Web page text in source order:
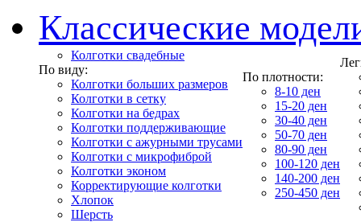
Классические
Колготки свадебные
По виду:
Колготки больших размеров
Колготки в сетку
Колготки на бедрах
Колготки поддерживающие
Колготки с ажурными трусами
Колготки с микрофиброй
Колготки эконом
Корректирующие колготки
Хлопок
Шерсть
По плотности:
8-10 ден
15-20 ден
30-40 ден
50-70 ден
80-90 ден
100-120 ден
140-200 ден
250-450 ден